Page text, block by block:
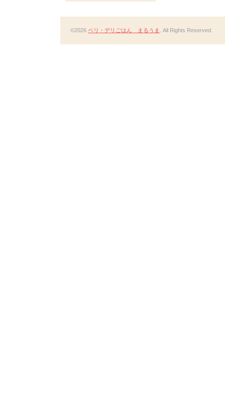
©2026 ベリ・デリごはん まるうま . All Rights Reserved.